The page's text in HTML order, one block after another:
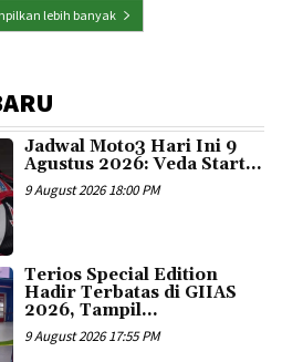
lebih banyak
Jadwal Moto3 Hari Ini 9
Agustus 2026: Veda Start...
9 August 2026 18:00 PM
Terios Special Edition
Hadir Terbatas di GIIAS
2026, Tampil...
9 August 2026 17:55 PM